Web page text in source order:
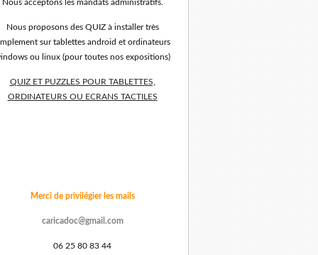
Nous acceptons les mandats administratifs.
Nous proposons des QUIZ à installer très
sur tablettes android et ordinateurs
ou linux (pour toutes nos expositions)
QUIZ ET PUZZLES POUR TABLETTES,
ORDINATEURS OU ECRANS TACTILES
Merci de privilégier les mails
caricadoc@gmail.com
06 25 80 83 44